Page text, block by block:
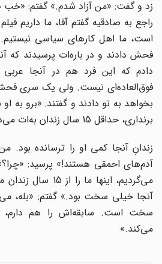
زد و گفت: «من آزاد شدم.» گفتم: «خب
راجع به صادقیه گفتم آقا، ما داریم
است، ما اهل کارهای سیاسی
فحش دادند و در باره‌ات پرسیدند که
دادم که این فرد هم در آنجا
فوق‌العاده‌ای نیست. ولی یک سری
بخواهد به تو دادند و گفتند: «برو به او
برنداری، حداقل 15 سال زندان به‌ات می‌دهیم.»
زندانِ آنجا کمی او را ترسانده بود.
آدم‌های احمقی هستند!» پرسید: «چرا؟»
می‌گردیم، اینها ما را
آنجا خیلی سخت بود.» گفتم: «بله،
سخت است. سابقه‌اش را هم دارم،
می‌کند.»